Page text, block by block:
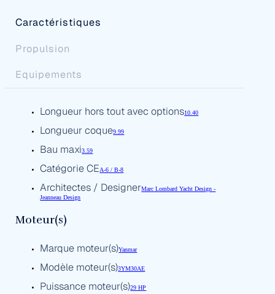
Caractéristiques
Propulsion
Equipements
Longueur hors tout avec options10.40
Longueur coque9.99
Bau maxi3.59
Catégorie CEA-6 / B-8
Architectes / DesignerMarc Lombard Yacht Design -
Jeanneau Design
Moteur(s)
Marque moteur(s)Yanmar
Modèle moteur(s)3YM30AE
Puissance moteur(s)29 HP